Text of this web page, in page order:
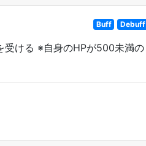
Buff Debuff
受ける ※自身のHPが500未満の